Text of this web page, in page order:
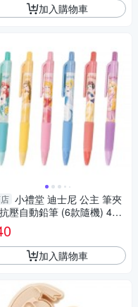
加入購物車
小禮堂 迪士尼 公主 筆夾
壓自動鉛筆 (6款隨機) 471
120020
加入購物車